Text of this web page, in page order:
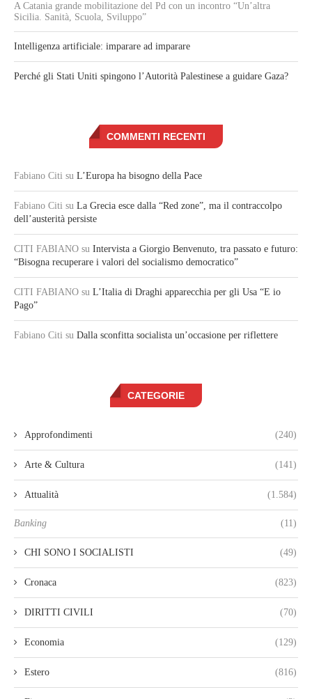
A Catania grande mobilitazione del Pd con un incontro “Un’altra
Sicilia. Sanità, Scuola, Sviluppo”
Intelligenza artificiale: imparare ad imparare
Perché gli Stati Uniti spingono l’Autorità Palestinese a guidare Gaza?
COMMENTI RECENTI
Fabiano Citi su L’Europa ha bisogno della Pace
Fabiano Citi su La Grecia esce dalla “Red zone”, ma il contraccolpo
dell’austerità persiste
CITI FABIANO su Intervista a Giorgio Benvenuto, tra passato e futuro:
“Bisogna recuperare i valori del socialismo democratico”
CITI FABIANO su L’Italia di Draghi apparecchia per gli Usa “E io
Pago”
Fabiano Citi su Dalla sconfitta socialista un’occasione per riflettere
CATEGORIE
Approfondimenti (240)
Arte & Cultura (141)
Attualità (1.584)
Banking (11)
CHI SONO I SOCIALISTI (49)
Cronaca (823)
DIRITTI CIVILI (70)
Economia (129)
Estero (816)